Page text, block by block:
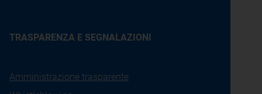
TRASPARENZA E SEGNALAZIONI
Amministrazione trasparente